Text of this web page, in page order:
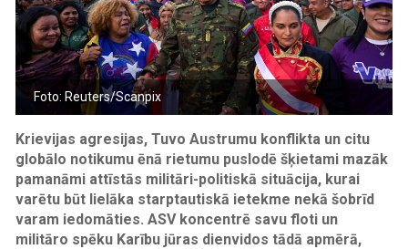
Foto: Reuters/Scanpix
Krievijas agresijas, Tuvo Austrumu konflikta un citu
globālo notikumu ēnā rietumu puslodē šķietami mazāk
pamanāmi attīstās militāri-politiskā situācija, kurai
varētu būt lielāka starptautiskā ietekme nekā šobrīd
varam iedomāties. ASV koncentrē savu floti un
militāro spēku Karību jūras dienvidos tādā apmērā,